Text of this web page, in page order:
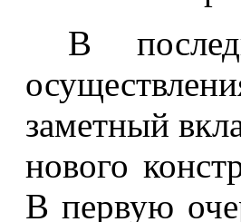
В
заметный
нового
В первую